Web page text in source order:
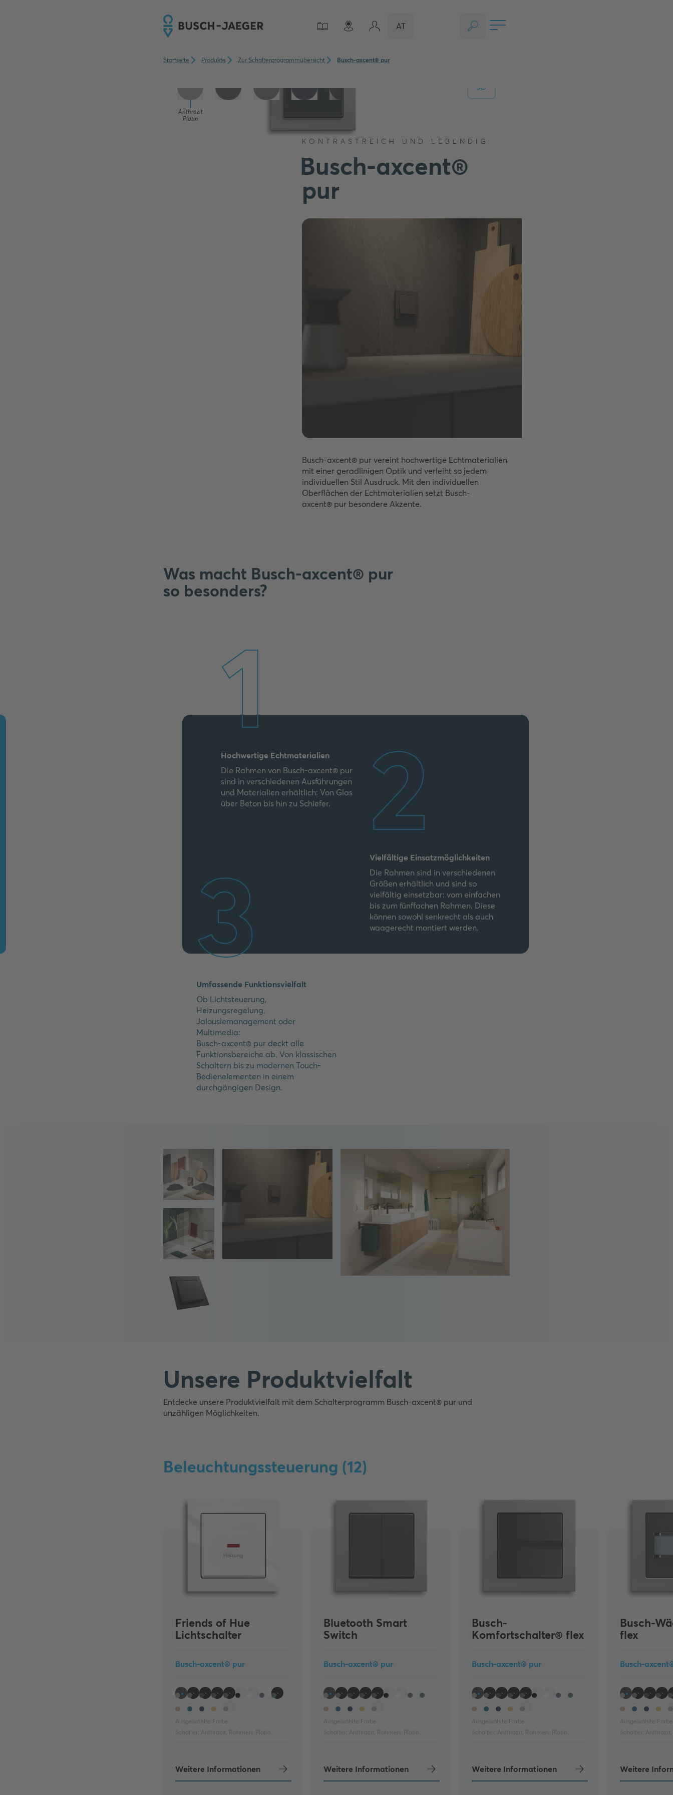
AT
Startseite Produkte Zur Schalterprogrammübersicht Busch-axcent® pur
FARBE
Anthrazit
Platin
3D
KONTRASTREICH UND LEBENDIG
Busch-axcent®
pur
Busch-axcent® pur vereint hochwertige Echtmaterialien
mit einer geradlinigen Optik und verleiht so jedem
individuellen Stil Ausdruck. Mit den individuellen
Oberflächen der Echtmaterialien setzt Busch-
axcent® pur besondere Akzente.
Was macht Busch-axcent® pur
so besonders?
1
Hochwertige Echtmaterialien
Die Rahmen von Busch-axcent® pur
sind in verschiedenen Ausführungen
und Materialien erhältlich: Von Glas
über Beton bis hin zu Schiefer.
2
Vielfältige Einsatzmöglichkeiten
Die Rahmen sind in verschiedenen
Größen erhältlich und sind so
vielfältig einsetzbar: vom einfachen
bis zum fünffachen Rahmen. Diese
können sowohl senkrecht als auch
waagerecht montiert werden.
3
Umfassende Funktionsvielfalt
Ob Lichtsteuerung,
Heizungsregelung,
Jalousiemanagement oder
Multimedia:
Busch-axcent® pur deckt alle
Funktionsbereiche ab. Von klassischen
Schaltern bis zu modernen Touch-
Bedienelementen in einem
durchgängigen Design.
Unsere Produktvielfalt
Entdecke unsere Produktvielfalt mit dem Schalterprogramm Busch-axcent® pur und
unzähligen Möglichkeiten.
Beleuchtungssteuerung (12)
Friends of Hue
Lichtschalter
Busch-axcent® pur
Ausgewählte Farbe:
Schalter:
Anthrazit Rahmen: Platin
Weitere Informationen
Bluetooth Smart
Switch
Busch-axcent® pur
Ausgewählte Farbe:
Schalter:
Anthrazit Rahmen: Platin
Weitere Informationen
Busch-
Komfortschalter® flex
Busch-axcent® pur
Ausgewählte Farbe:
Schalter:
Anthrazit Rahmen: Platin
Weitere Informationen
Busch-
flex
Busch-
Ausgewählte
Schalter:
Anthrazit
Weitere